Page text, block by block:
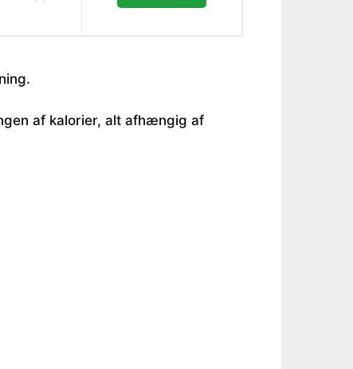
af kalorier, alt afhængig af